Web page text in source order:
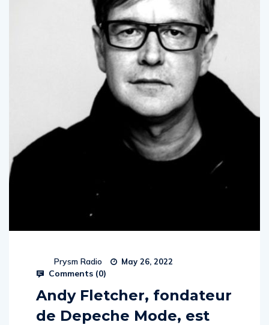
Prysm Radio May 26, 2022
Comments (0)
Andy Fletcher, fondateur
de Depeche Mode, est